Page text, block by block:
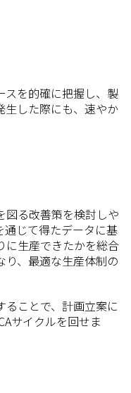
スを的確に把握し、製
生した際にも、速やか
図る改善策を検討しや
通じて得たデータに基
に生産できたかを総合
り、最適な生産体制の
ることで、計画立案に
サイクルを回せま